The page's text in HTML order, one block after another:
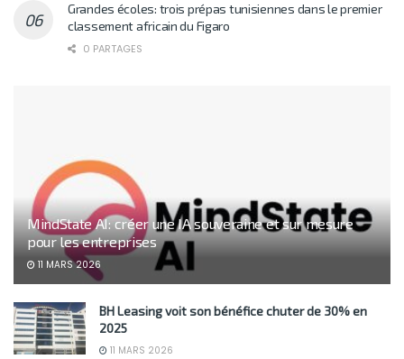
Grandes écoles: trois prépas tunisiennes dans le premier
classement africain du Figaro
0 PARTAGES
MindState AI: créer une IA souveraine et sur mesure
pour les entreprises
11 MARS 2026
BH Leasing voit son bénéfice chuter de 30% en
2025
11 MARS 2026